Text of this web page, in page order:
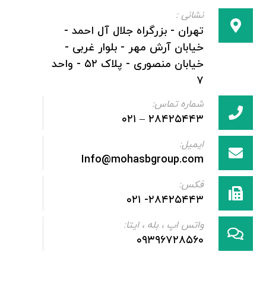
نشانی :
تهران - بزرگراه جلال آل احمد -
خیابان آرش مهر - بلوار غربی -
خیابان منصوری - پلاک ۵۲ - واحد
۷
شماره تماس:
۲۸۴۲۵۴۴۳ – ۰۲۱
ایمیل:
Info@mohasbgroup.com
فکس:
۲۸۴۲۵۴۴۳- ۰۲۱
واتس اپ ، بله ، ایتا:
۰۹۳۹۶۷۲۸۵۶۰